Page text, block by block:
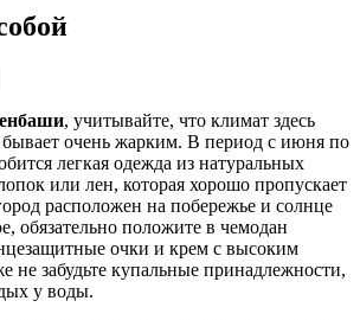
, учитывайте, что климат здесь
очень жарким. В период с июня по
легкая одежда из натуральных
или лен, которая хорошо пропускает
расположен на побережье и солнце
обязательно положите в чемодан
очки и крем с высоким
не забудьте купальные принадлежности,
у воды.